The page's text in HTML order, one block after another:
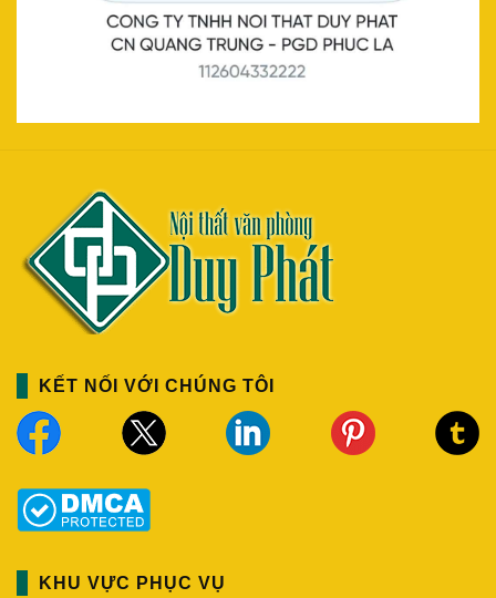
KẾT NỐI VỚI CHÚNG TÔI
KHU VỰC PHỤC VỤ